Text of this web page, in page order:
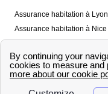
Assurance habitation à Lyon
Assurance habitation à Nice
À propos
Qui sommes-nous ?